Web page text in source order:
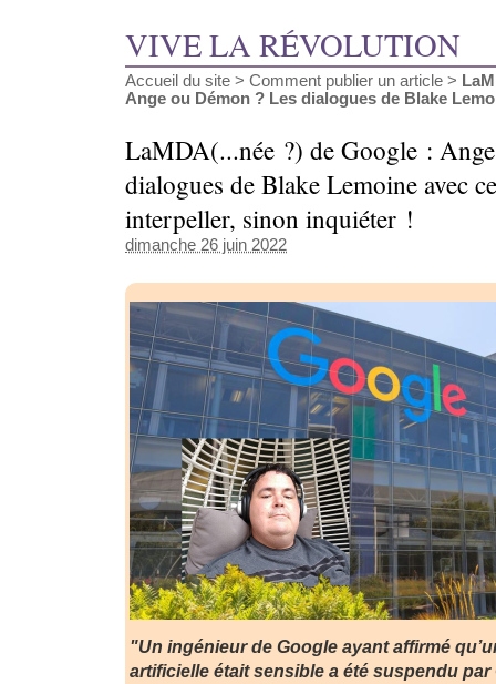
VIVE LA RÉVOLUTION
Accueil du site > Comment publier un article >
Ange ou Démon ? Les dialogues de Blake
LaMDA(...née ?) de Google :
dialogues de Blake Lemoine avec
interpeller, sinon inquiéter !
dimanche 26 juin 2022
"Un ingénieur de Google ayant affirmé
artificielle était sensible a été suspendu